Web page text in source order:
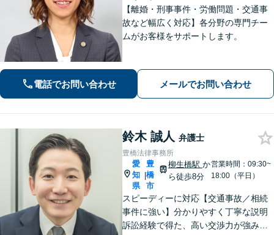
【離婚・刑事事件・労働問題・交通事
故など幅広く対応】各分野の専門チー
ムがお客様をサポートします。
電話でお問い合わせ メールでお問い合わせ
鈴木 誠人 弁護士
豊橋法律事務所
愛
知
県
|
豊
橋
市
柳生橋駅 か
ら徒歩8分
営業時間：09:30~
18:00（平日）
スピーディーに対応【交通事故／相続
事件に強い】分かりやすく丁寧な説明
訴訟経験で得た、高い交渉力が強みで